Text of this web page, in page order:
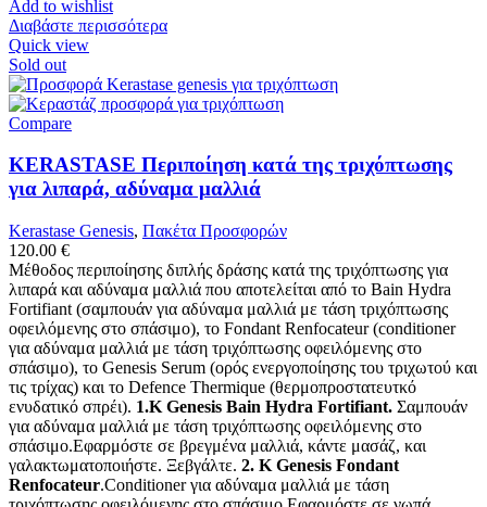
Add to wishlist
Διαβάστε περισσότερα
Quick view
Sold out
Compare
KERASTASE Περιποίηση κατά της τριχόπτωσης
για λιπαρά, αδύναμα μαλλιά
Kerastase Genesis, Πακέτα Προσφορών
120.00 €
Μέθοδος περιποίησης διπλής δράσης κατά της τριχόπτωσης για
λιπαρά και αδύναμα μαλλιά που αποτελείται από το Bain Hydra
Fortifiant (σαμπουάν για αδύναμα μαλλιά με τάση τριχόπτωσης
οφειλόμενης στο σπάσιμο), το Fondant Renfocateur (conditioner
για αδύναμα μαλλιά με τάση τριχόπτωσης οφειλόμενης στο
σπάσιμο), το Genesis Serum (oρός ενεργοποίησης του τριχωτού και
τις τρίχας) και το Defence Thermique (θερμοπροστατευτκό
ενυδατικό σπρέι). 1.K Genesis Bain Hydra Fortifiant. Σαμπουάν
για αδύναμα μαλλιά με τάση τριχόπτωσης οφειλόμενης στο
σπάσιμο.Εφαρμόστε σε βρεγμένα μαλλιά, κάντε μασάζ, και
γαλακτωματοποιήστε. Ξεβγάλτε. 2. K Genesis Fondant
Renfocateur.Conditioner για αδύναμα μαλλιά με τάση